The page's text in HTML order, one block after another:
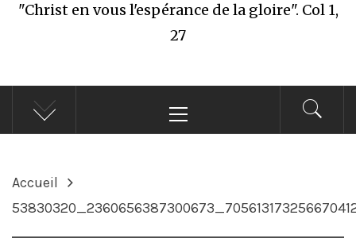
"Christ en vous l'espérance de la gloire". Col 1,
27
principal
Accueil